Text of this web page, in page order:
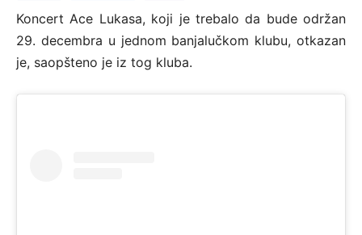
Koncert Ace Lukasa, koji je trebalo da bude održan
29. decembra u jednom banjalučkom klubu, otkazan
je, saopšteno je iz tog kluba.